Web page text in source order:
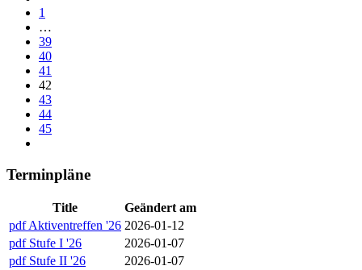
1
…
39
40
41
42
43
44
45
Terminpläne
Title
Geändert am
pdf Aktiventreffen '26 2026-01-12
pdf Stufe I '26
2026-01-07
pdf Stufe II '26
2026-01-07